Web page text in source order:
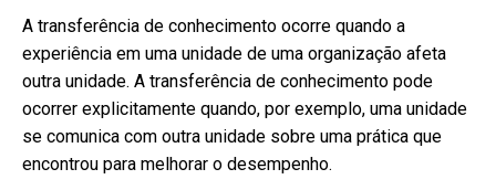
A transferência de conhecimento ocorre quando a
experiência em uma unidade de uma organização afeta
outra unidade. A transferência de conhecimento pode
ocorrer explicitamente quando, por exemplo, uma unidade
se comunica com outra unidade sobre uma prática que
encontrou para melhorar o desempenho.